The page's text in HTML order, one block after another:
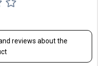
reviews about the